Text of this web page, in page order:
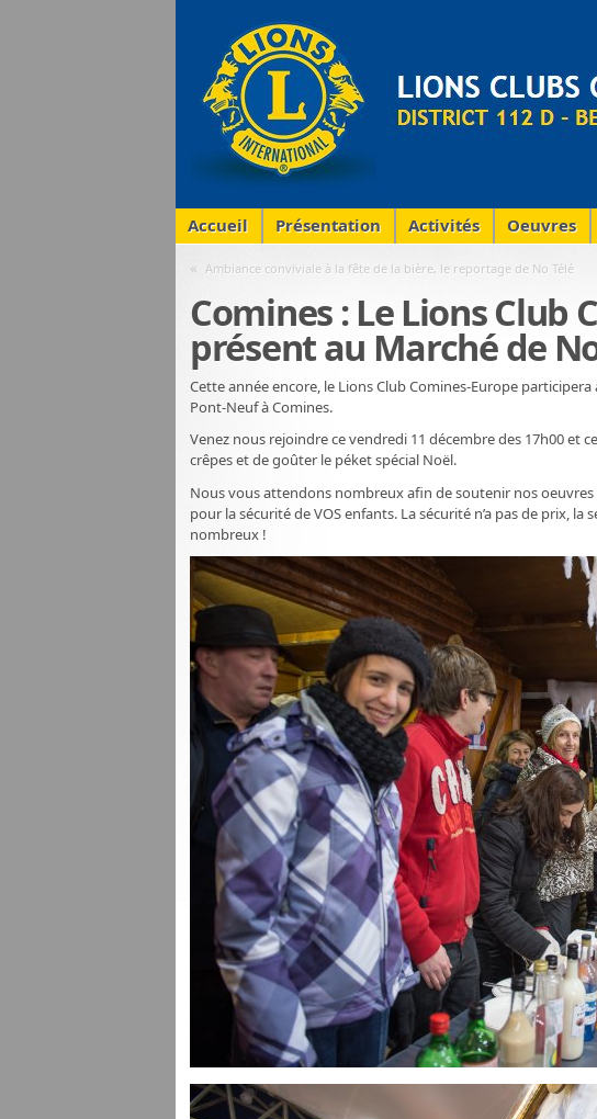
Accueil Présentation Activités Oeuvres
« Ambiance conviviale à la fête de la bière, le reportage de No Télé
Comines : Le Lions Club
présent au Marché de
Cette année encore, le Lions Club Comines-Europe
Pont-Neuf à Comines.
Venez nous rejoindre ce vendredi 11 décembre des 17h00 et
crêpes et de goûter le péket spécial Noël.
Nous vous attendons nombreux afin de soutenir nos
pour la sécurité de VOS enfants. La sécurité n’a pas de prix,
nombreux !